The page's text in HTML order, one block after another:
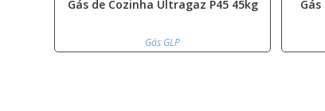
Gás de Cozinha Ultragaz P45 45kg
Gás GLP